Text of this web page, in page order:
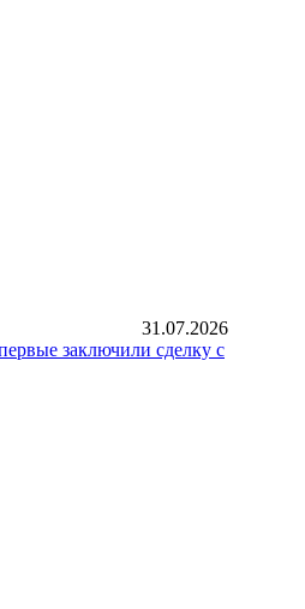
31.07.2026
заключили сделку с